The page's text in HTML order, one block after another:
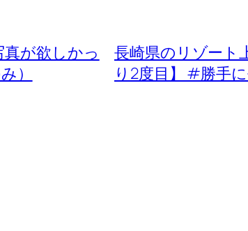
が欲しかっ
）
長崎県のリゾート
り2度目】 #勝手